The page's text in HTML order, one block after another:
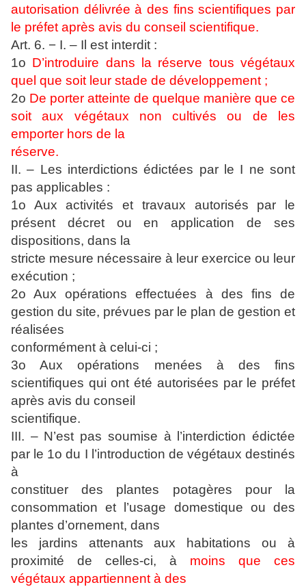
autorisation délivrée à des fins scientifiques par
le préfet après avis du conseil scientifique.
Art. 6. − I. – Il est interdit :
1o D’introduire dans la réserve tous végétaux
quel que soit leur stade de développement ;
2o De porter atteinte de quelque manière que ce
soit aux végétaux non cultivés ou de les
emporter hors de la
réserve.
II. – Les interdictions édictées par le I ne sont
pas applicables :
1o Aux activités et travaux autorisés par le
présent décret ou en application de ses
dispositions, dans la
stricte mesure nécessaire à leur exercice ou leur
exécution ;
2o Aux opérations effectuées à des fins de
gestion du site, prévues par le plan de gestion et
réalisées
conformément à celui-ci ;
3o Aux opérations menées à des fins
scientifiques qui ont été autorisées par le préfet
après avis du conseil
scientifique.
III. – N’est pas soumise à l’interdiction édictée
par le 1o du I l’introduction de végétaux destinés
à
constituer des plantes potagères pour la
consommation et l’usage domestique ou des
plantes d’ornement, dans
les jardins attenants aux habitations ou à
proximité de celles-ci, à moins que ces
végétaux appartiennent à des